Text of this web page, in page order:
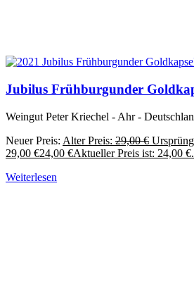
Jubilus Frühburgunder
Weingut Peter Kriechel - Ahr -
Neuer Preis: Alter Preis: 29,00€
29,00 €24,00 €Aktueller Preis ist: 24,00 €.
Weiterlesen